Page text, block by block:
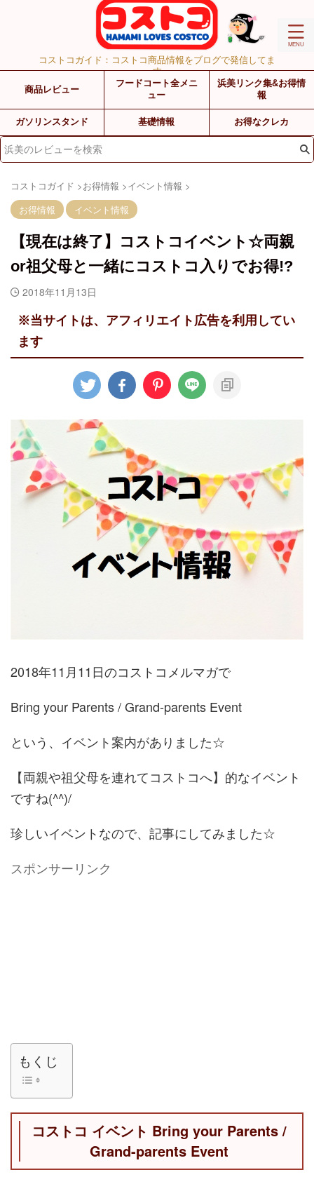
コストコガイド：コストコ商品情報をブログで発信してま
す
商品レビュー
フードコート全メニ
ュー
浜美リンク集&お得情
報
ガソリンスタンド 基礎情報 お得なクレカ
コストコガイド >お得情報 >イベント情報 >
お得情報
イベント情報
【現在は終了】コストコイベント☆両親
or祖父母と一緒にコストコ入りでお得!?
2018年11月13日
※当サイトは、アフィリエイト広告を利用してい
ます
2018年11月11日のコストコメルマガで
Bring your Parents / Grand-parents Event
という、イベント案内がありました☆
【両親や祖父母を連れてコストコへ】的なイベント
ですね(^^)/
珍しいイベントなので、記事にしてみました☆
スポンサーリンク
もくじ
コストコ イベント Bring your Parents /
Grand-parents Event